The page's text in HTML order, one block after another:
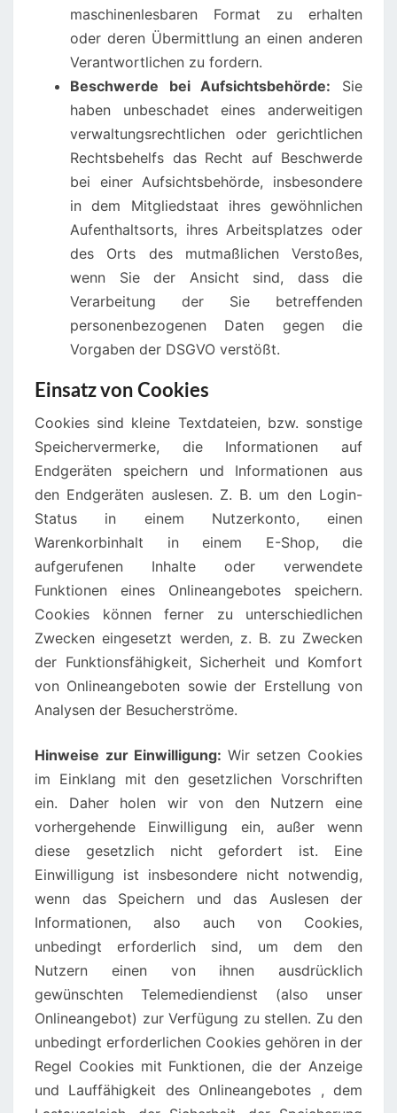
maschinenlesbaren Format zu erhalten
oder deren Übermittlung an einen anderen
Verantwortlichen zu fordern.
Beschwerde bei Aufsichtsbehörde: Sie
haben unbeschadet eines anderweitigen
verwaltungsrechtlichen oder gerichtlichen
Rechtsbehelfs das Recht auf Beschwerde
bei einer Aufsichtsbehörde, insbesondere
in dem Mitgliedstaat ihres gewöhnlichen
Aufenthaltsorts, ihres Arbeitsplatzes oder
des Orts des mutmaßlichen Verstoßes,
wenn Sie der Ansicht sind, dass die
Verarbeitung der Sie betreffenden
personenbezogenen Daten gegen die
Vorgaben der DSGVO verstößt.
Einsatz von Cookies
Cookies sind kleine Textdateien, bzw. sonstige
Speichervermerke, die Informationen auf
Endgeräten speichern und Informationen aus
den Endgeräten auslesen. Z. B. um den Login-
Status in einem Nutzerkonto, einen
Warenkorbinhalt in einem E-Shop, die
aufgerufenen Inhalte oder verwendete
Funktionen eines Onlineangebotes speichern.
Cookies können ferner zu unterschiedlichen
Zwecken eingesetzt werden, z. B. zu Zwecken
der Funktionsfähigkeit, Sicherheit und Komfort
von Onlineangeboten sowie der Erstellung von
Analysen der Besucherströme.
Hinweise zur Einwilligung: Wir setzen Cookies
im Einklang mit den gesetzlichen Vorschriften
ein. Daher holen wir von den Nutzern eine
vorhergehende Einwilligung ein, außer wenn
diese gesetzlich nicht gefordert ist. Eine
Einwilligung ist insbesondere nicht notwendig,
wenn das Speichern und das Auslesen der
Informationen, also auch von Cookies,
unbedingt erforderlich sind, um dem den
Nutzern einen von ihnen ausdrücklich
gewünschten Telemediendienst (also unser
Onlineangebot) zur Verfügung zu stellen. Zu den
unbedingt erforderlichen Cookies gehören in der
Regel Cookies mit Funktionen, die der Anzeige
und Lauffähigkeit des Onlineangebotes , dem